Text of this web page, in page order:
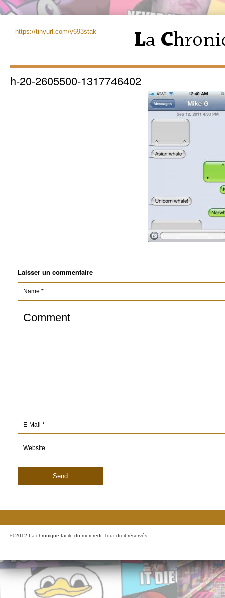
https://tinyurl.com/y693stak
h-20-2605500-1317746402
Laisser un commentaire
© 2012 La chronique facile du mercredi. Tout droit réservés.